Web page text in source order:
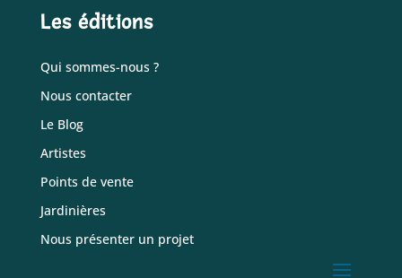
Les éditions
Qui sommes-nous ?
Nous contacter
Le Blog
Artistes
Points de vente
Jardinières
Nous présenter un projet